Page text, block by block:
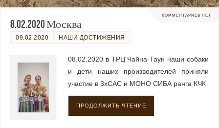
КОММЕНТАРИЕВ НЕТ
8.02.2020 Москва
09.02.2020 НАШИ ДОСТИЖЕНИЯ
08.02.2020 в ТРЦ Чайна-Таун наши собаки
и дети наших производителей приняли
участие в 3хСАС и МОНО СИБА ранга КЧК
ПРОДОЛЖИТЬ ЧТЕНИЕ